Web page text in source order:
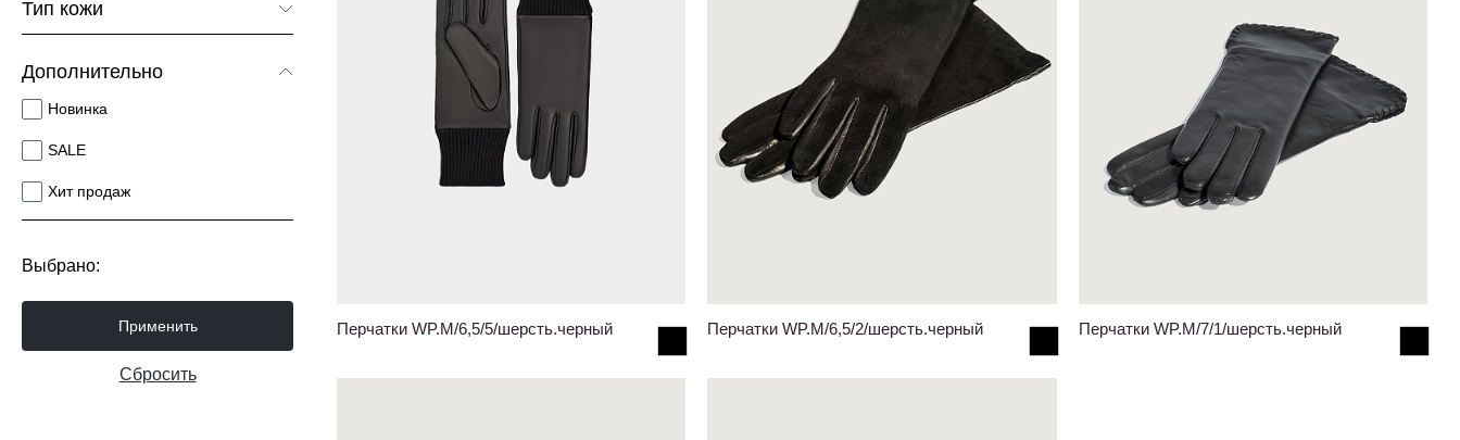
Тип кожи
Дополнительно
Новинка
SALE
Хит продаж
Выбрано:
Применить
Сбросить
Перчатки WP.M/6,5/5/шерсть.черный Перчатки WP.M/6,5/2/шерсть.черный Перчатки WP.M/7/1/шерсть.черный